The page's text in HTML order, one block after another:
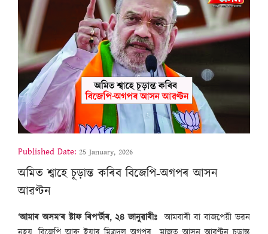
Published Date: 25 January, 2026
অমিত শ্বাহে চূড়ান্ত কৰিব বিজেপি-অগপৰ আসন
আৱণ্টন
‘আমাৰ অসম’ৰ ষ্টাফ ৰিপ’ৰ্টাৰ, ২৪ জানুৱাৰীঃ আমবাৰী বা বাজপেয়ী ভৱন